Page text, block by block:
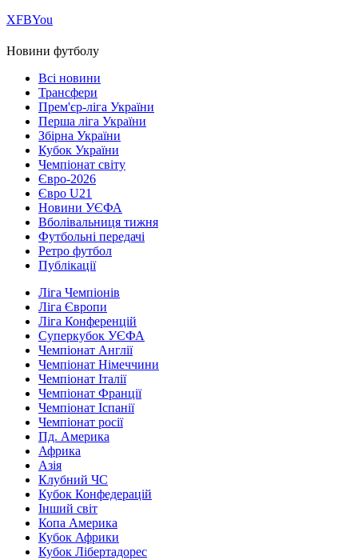
ХFBYou
Новини футболу
Всі новини
Трансфери
Прем'єр-ліга України
Перша ліга України
Збірна України
Кубок України
Чемпіонат світу
Євро-2026
Євро U21
Новини УЄФА
Вболівальниця тижня
Футбольні передачі
Ретро футбол
Публікації
Ліга Чемпіонів
Ліга Європи
Ліга Конференцій
Суперкубок УЄФА
Чемпіонат Англії
Чемпіонат Німеччини
Чемпіонат Італії
Чемпіонат Франції
Чемпіонат Іспанії
Чемпіонат росії
Пд. Америка
Африка
Азія
Клубний ЧС
Кубок Конфедерацій
Інший світ
Копа Америка
Кубок Африки
Кубок Лібертадорес